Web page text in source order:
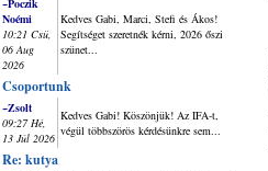
~Poczik
Noémi
10:21 Csü,
06 Aug
2026
Kedves Gabi, Marci, Stefi és Ákos!
Segítséget szeretnék kérni, 2026 őszi
szünet...
Csoportunk
~Zsolt
09:27 Hé,
13 Júl 2026
Kedves Gabi! Köszönjük! Az IFA-t,
végül többszörös kérdésünkre sem...
Re: kutya